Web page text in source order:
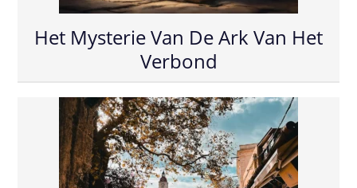
Het Mysterie Van De Ark Van Het
Verbond